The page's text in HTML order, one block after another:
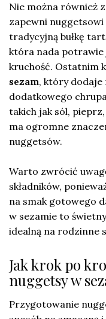
Nie można również
zapewni
tradycyjną bułkę
która nada potrawie
kruchość. Ostatnim
sezam, który dodaje
dodatkowego
takich jak sól,
ma ogromne
nuggetsów.
Warto zwrócić
składników,
na smak gotowego
w sezamie to
idealną na rodzinne
Jak krok po
nuggetsy w
Przygotowanie